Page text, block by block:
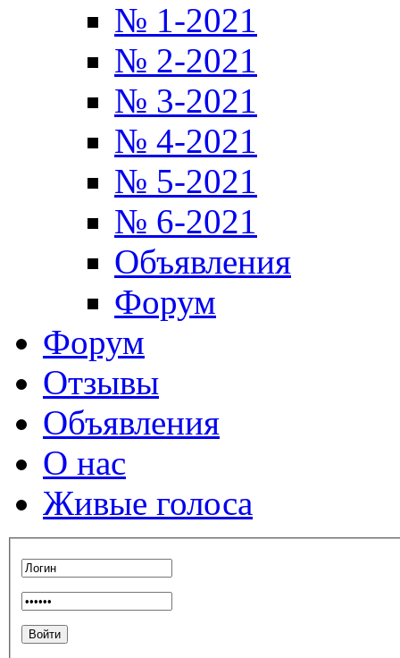
№ 1-2021
№ 2-2021
№ 3-2021
№ 4-2021
№ 5-2021
№ 6-2021
Объявления
Форум
Форум
Отзывы
Объявления
О нас
Живые голоса